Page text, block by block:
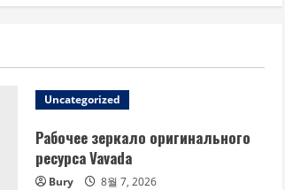
Uncategorized
Рабочее зеркало оригинального
ресурса Vavada
Bury 8월 7, 2026